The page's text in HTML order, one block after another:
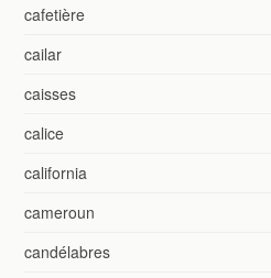
cafetière
cailar
caisses
calice
california
cameroun
candélabres